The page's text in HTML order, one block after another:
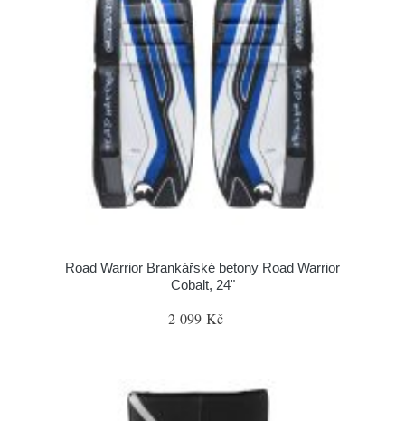
Road Warrior Brankářské betony Road Warrior
Cobalt, 24"
2 099 Kč